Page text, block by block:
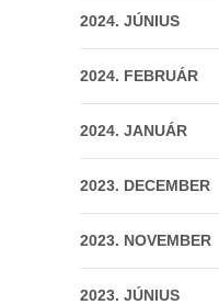
2024. JÚNIUS
2024. FEBRUÁR
2024. JANUÁR
2023. DECEMBER
2023. NOVEMBER
2023. JÚNIUS